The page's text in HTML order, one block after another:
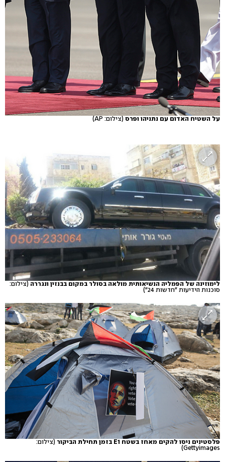
על השטיח האדום עם נתניהו ופרס (צילום: AP)
לימוזינה של הפמליה הנשיאותית מולאה בסולר במקום בבנזין ונגררה (צילום:
סוכנות הידיעות "חדשות 24")
פלסטינים ניסו להקים מאחז בשטח E1 בזמן תחילת הביקור
(צילום:
Gettyimages)